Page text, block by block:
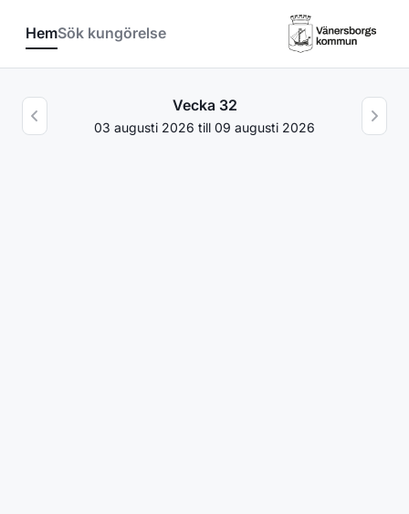
HemSök kungörelse
Vecka 32
03 augusti 2026 till 09 augusti 2026